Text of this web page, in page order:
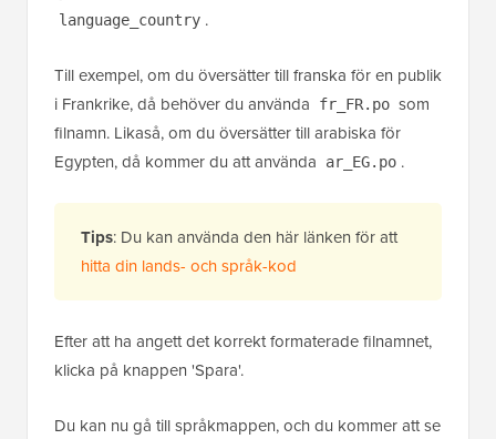
language_country .
Till exempel, om du översätter till franska för en publik
i Frankrike, då behöver du använda
fr_FR.po som
filnamn. Likaså, om du översätter till arabiska för
Egypten, då kommer du att använda
ar_EG.po .
Tips: Du kan använda den här länken för att
hitta din lands- och språk-kod
Efter att ha angett det korrekt formaterade filnamnet,
klicka på knappen 'Spara'.
Du kan nu gå till språkmappen, och du kommer att se